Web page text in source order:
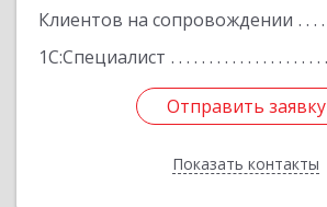
Клиентов на сопровождении
1С:Специалист
Отправить заявку
Показать контакты
Отправить заявку
Назад